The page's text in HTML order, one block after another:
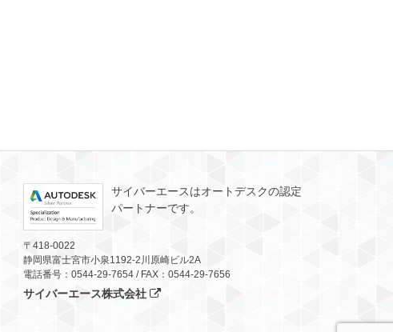
サイバーエースはオートデスクの認定
パートナーです。
〒418-0022
静岡県富士宮市小泉1192-2川原崎ビル2A
電話番号：0544-29-7654 / FAX：0544-29-7656
サイバーエース株式会社